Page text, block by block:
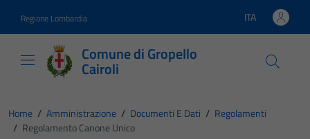
Regione Lombardia Lingua attiva:
ITA
Comune di Gropello
Cairoli
Home / Amministrazione / Documenti E Dati / Regolamenti
/ Regolamento Canone Unico